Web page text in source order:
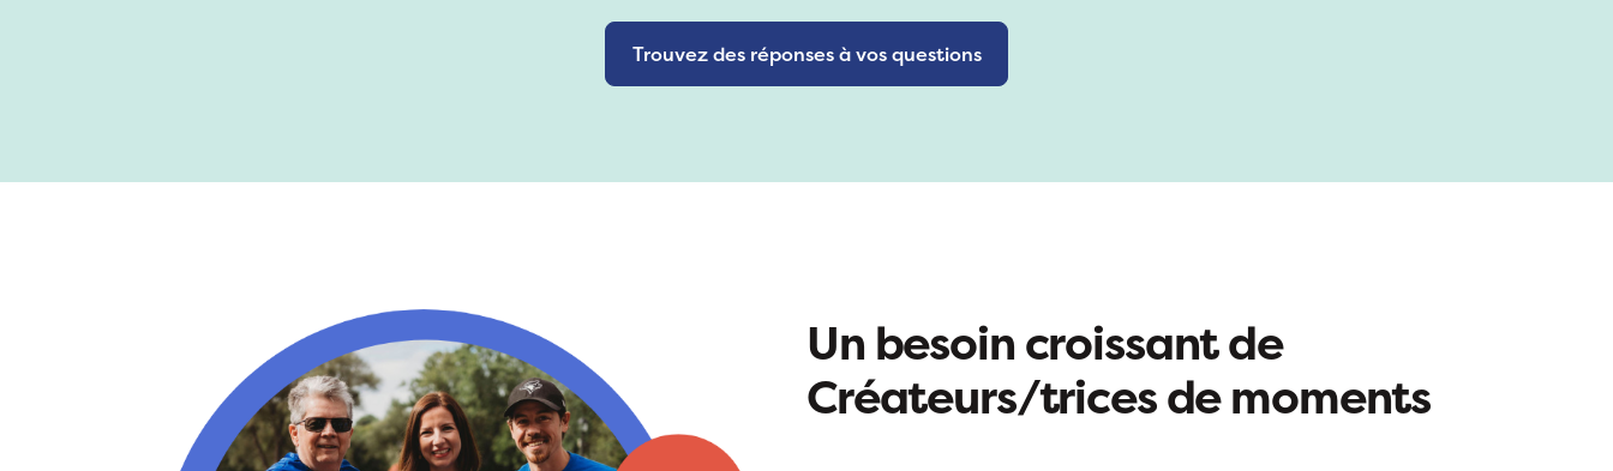
Trouvez des réponses à vos questions
Un besoin croissant de
Créateurs/trices de moments